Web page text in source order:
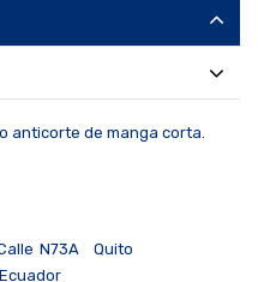
anticorte de manga corta.
N73A
Quito
Ecuador